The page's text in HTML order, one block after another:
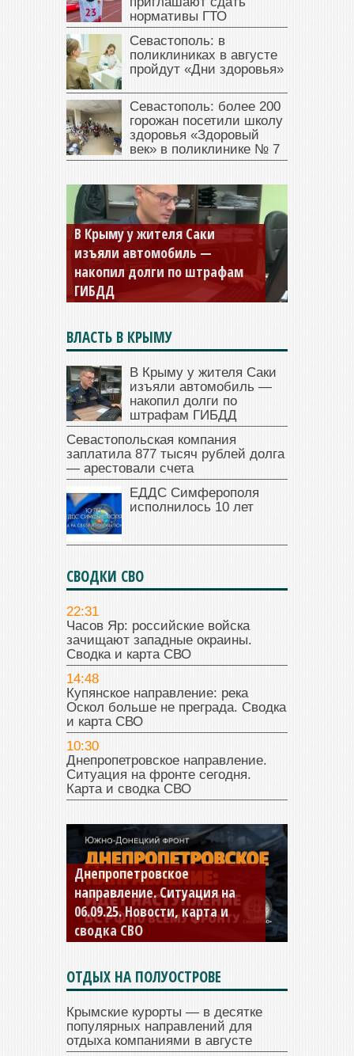
нормативы ГТО
Севастополь: в
поликлиниках в августе
пройдут «Дни здоровья»
Севастополь: более 200
горожан посетили школу
здоровья «Здоровый
век» в поликлинике № 7
Севастопольская компания
заплатила 877 тысяч рублей
долга — арестовали счета
ВЛАСТЬ В КРЫМУ
В Крыму у жителя Саки
изъяли автомобиль —
накопил долги по
штрафам ГИБДД
Севастопольская компания
заплатила 877 тысяч рублей долга
— арестовали счета
ЕДДС Симферополя
исполнилось 10 лет
СВОДКИ СВО
22:31
Часов Яр: российские войска
зачищают западные окраины.
Сводка и карта СВО
14:48
Купянское направление: река
Оскол больше не преграда. Сводка
и карта СВО
10:30
Днепропетровское направление.
Ситуация на фронте сегодня.
Карта и сводка СВО
Константиновское
направление. Ситуация на
04.09.25 Новости, карта и
сводка СВО
ОТДЫХ НА ПОЛУОСТРОВЕ
Крымские курорты — в десятке
популярных направлений для
отдыха компаниями в августе